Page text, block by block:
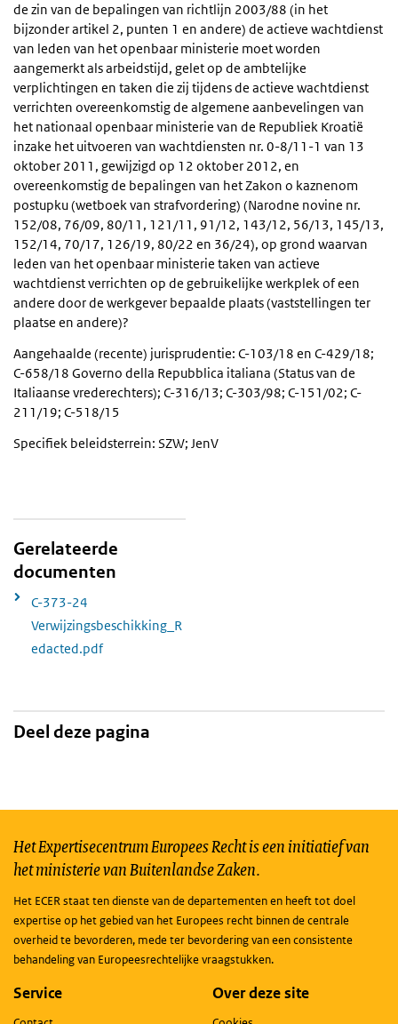
de zin van de bepalingen van richtlijn 2003/88 (in het
bijzonder artikel 2, punten 1 en andere) de actieve wachtdienst
van leden van het openbaar ministerie moet worden
aangemerkt als arbeidstijd, gelet op de ambtelijke
verplichtingen en taken die zij tijdens de actieve wachtdienst
verrichten overeenkomstig de algemene aanbevelingen van
het nationaal openbaar ministerie van de Republiek Kroatië
inzake het uitvoeren van wachtdiensten nr. 0-8/11-1 van 13
oktober 2011, gewijzigd op 12 oktober 2012, en
overeenkomstig de bepalingen van het Zakon o kaznenom
postupku (wetboek van strafvordering) (Narodne novine nr.
152/08, 76/09, 80/11, 121/11, 91/12, 143/12, 56/13, 145/13,
152/14, 70/17, 126/19, 80/22 en 36/24), op grond waarvan
leden van het openbaar ministerie taken van actieve
wachtdienst verrichten op de gebruikelijke werkplek of een
andere door de werkgever bepaalde plaats (vaststellingen ter
plaatse en andere)?
Aangehaalde (recente) jurisprudentie: C-103/18 en C-429/18;
C-658/18 Governo della Repubblica italiana (Status van de
Italiaanse vrederechters); C-316/13; C-303/98; C-151/02; C-
211/19; C-518/15
Specifiek beleidsterrein: SZW; JenV
Gerelateerde
documenten
C-373-24
Verwijzingsbeschikking_R
edacted.pdf
Deel deze pagina
Het Expertisecentrum Europees Recht is een initiatief van
het ministerie van Buitenlandse Zaken.
Het ECER staat ten dienste van de departementen en heeft tot doel
expertise op het gebied van het Europees recht binnen de centrale
overheid te bevorderen, mede ter bevordering van een consistente
behandeling van Europeesrechtelijke vraagstukken.
Service Over deze site